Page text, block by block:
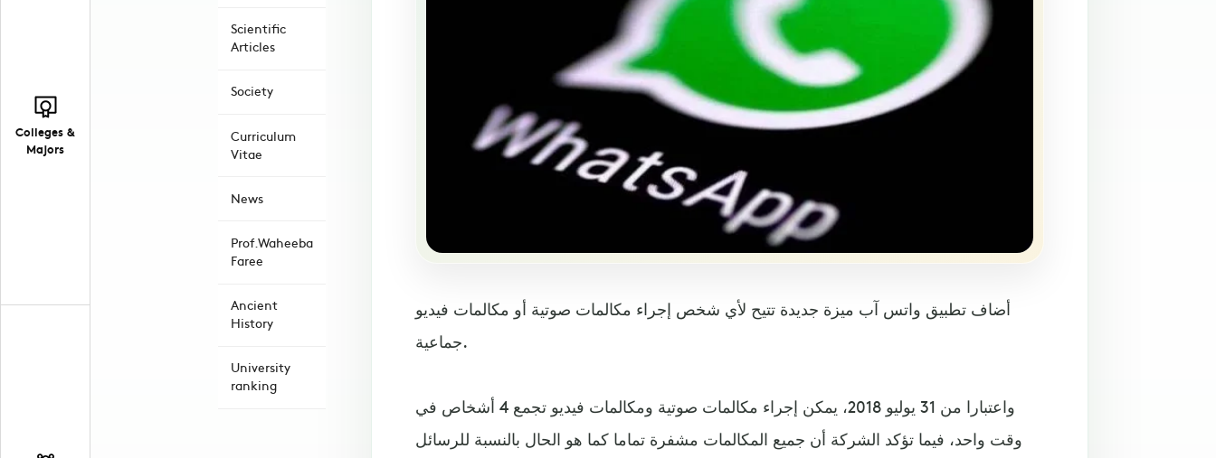
Colleges &
Majors
Scientific
Articles
Society
Curriculum
Vitae
News
Prof.Waheeba
Faree
Ancient
History
University
ranking
أضاف تطبيق واتس آب ميزة جديدة تتيح لأي شخص إجراء مكالمات صوتية أو مكالمات فيديو
جماعية.
واعتبارا من 31 يوليو 2018، يمكن إجراء مكالمات صوتية ومكالمات فيديو تجمع 4 أشخاص في
وقت واحد، فيما تؤكد الشركة أن جميع المكالمات مشفرة تماما كما هو الحال بالنسبة للرسائل